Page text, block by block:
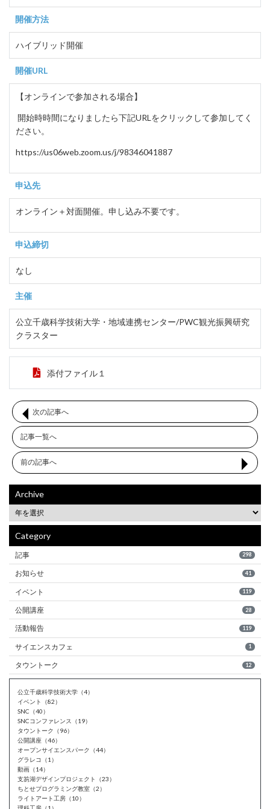
開催方法
ハイブリッド開催
開催URL
【オンラインで参加される場合】
開始時時間になりましたら下記URLをクリックして参加してく
ださい。
https://us06web.zoom.us/j/98346041887
申込先
オンライン＋対面開催。申し込み不要です。
申込締切
なし
主催
公立千歳科学技術大学・地域連携センター/PWC観光振興研究
クラスター
添付ファイル１
次の記事へ
記事一覧へ
前の記事へ
Archive
Category
記事 298
お知らせ 41
イベント 119
公開講座 28
活動報告 119
サイエンスカフェ 1
タウントーク 12
公立千歳科学技術大学（4）
イベント（82）
SNC（40）
SNCコンファレンス（19）
タウントーク（96）
公開講座（46）
オープンサイエンスパーク（44）
グラレコ（1）
動画（14）
支笏湖デザインプロジェクト（23）
ちとせプログラミング教室（2）
ライトアート工房（10）